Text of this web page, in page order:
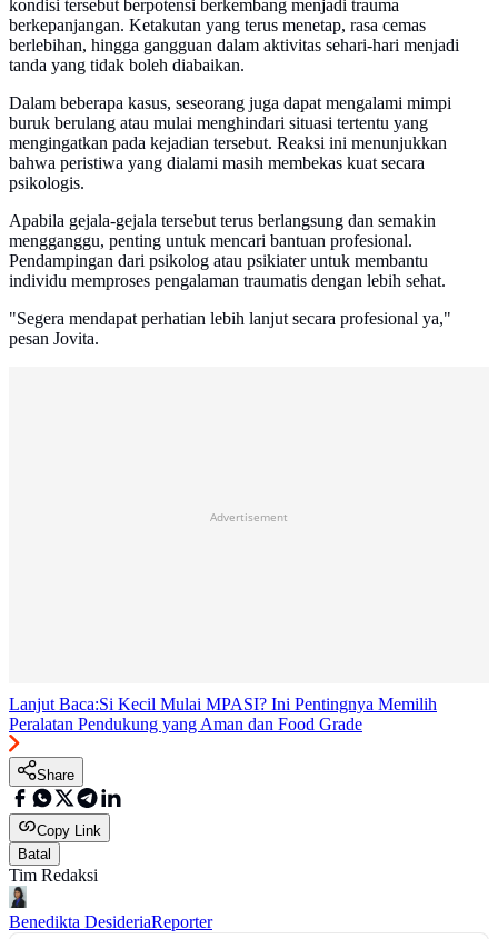
kondisi tersebut berpotensi berkembang menjadi trauma
berkepanjangan. Ketakutan yang terus menetap, rasa cemas
berlebihan, hingga gangguan dalam aktivitas sehari-hari menjadi
tanda yang tidak boleh diabaikan.
Dalam beberapa kasus, seseorang juga dapat mengalami mimpi
buruk berulang atau mulai menghindari situasi tertentu yang
mengingatkan pada kejadian tersebut. Reaksi ini menunjukkan
bahwa peristiwa yang dialami masih membekas kuat secara
psikologis.
Apabila gejala-gejala tersebut terus berlangsung dan semakin
mengganggu, penting untuk mencari bantuan profesional.
Pendampingan dari psikolog atau psikiater untuk membantu
individu memproses pengalaman traumatis dengan lebih sehat.
"Segera mendapat perhatian lebih lanjut secara profesional ya,"
pesan Jovita.
Advertisement
Lanjut Baca:Si Kecil Mulai MPASI? Ini Pentingnya Memilih
Peralatan Pendukung yang Aman dan Food Grade
Share
Copy Link
Batal
Tim Redaksi
Benedikta DesideriaReporter